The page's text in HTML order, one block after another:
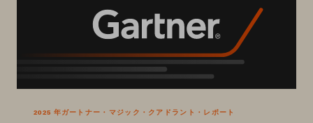
2025 年ガートナー・マジック・クアドラント・レポート